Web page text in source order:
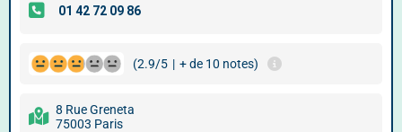
(2.9/5 | + de 10 notes)
8 Rue Greneta
75003 Paris